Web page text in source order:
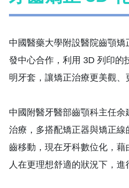
中國醫藥大學附設醫院齒顎
發中心合作，利用 3D 列印的
明牙套，讓矯正治療更美觀、
中國附醫牙醫部齒顎科主任余
治療，多搭配矯正器與矯正
齒移動，現在牙科數位化，藉
人在更理想舒適的狀況下，進